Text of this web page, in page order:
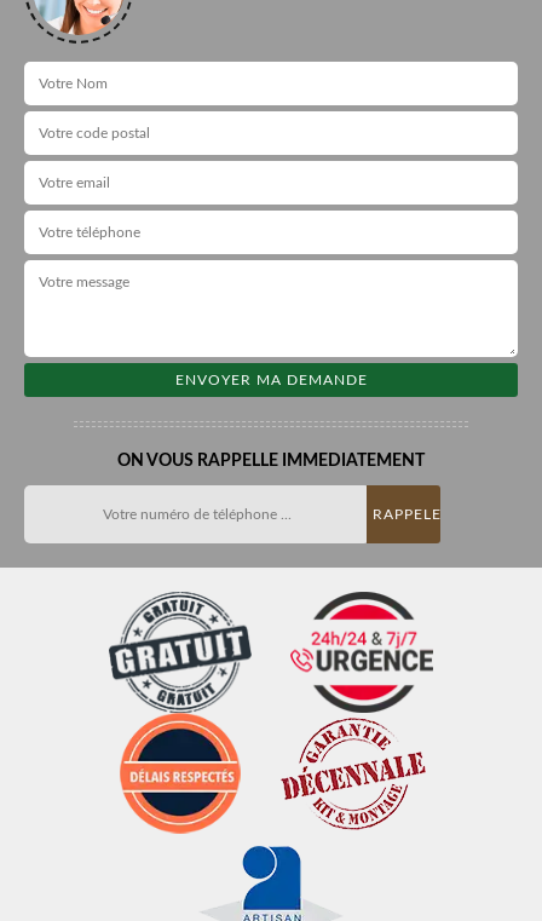
ON VOUS RAPPELLE IMMEDIATEMENT